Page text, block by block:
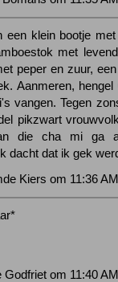
een klein bootje
met
peper en zuur,
Aanmeren, hengel
vangen. Tegen
pikzwart
die cha mi ga
dacht dat ik gek
Kiers om 11:36
Godfriet om 11:40